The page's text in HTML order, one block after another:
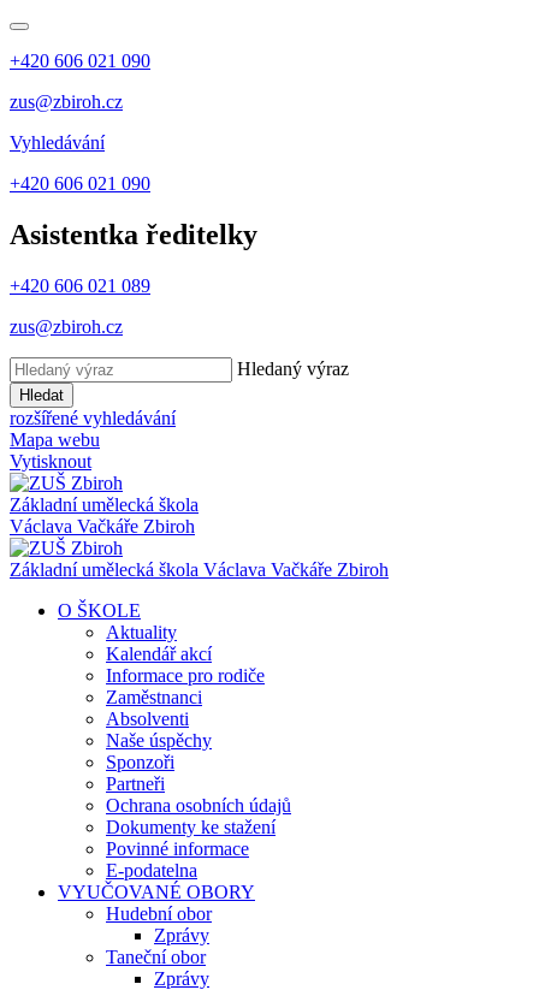
+420 606 021 090
zus@zbiroh.cz
Vyhledávání
+420 606 021 090
Asistentka ředitelky
+420 606 021 089
zus@zbiroh.cz
Hledaný výraz
Hledat
rozšířené vyhledávání
Mapa webu
Vytisknout
Základní umělecká škola
Václava Vačkáře Zbiroh
Základní umělecká škola Václava Vačkáře Zbiroh
O ŠKOLE
Aktuality
Kalendář akcí
Informace pro rodiče
Zaměstnanci
Absolventi
Naše úspěchy
Sponzoři
Partneři
Ochrana osobních údajů
Dokumenty ke stažení
Povinné informace
E-podatelna
VYUČOVANÉ OBORY
Hudební obor
Zprávy
Taneční obor
Zprávy